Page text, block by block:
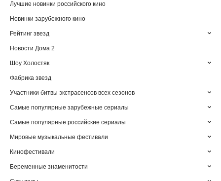
Лучшие новинки российского кино
Новинки зарубежного кино
Рейтинг звезд
Новости Дома 2
Шоу Холостяк
Фабрика звезд
Участники битвы экстрасенсов всех сезонов
Самые популярные зарубежные сериалы
Самые популярные российские сериалы
Мировые музыкальные фестивали
Кинофестивали
Беременные знаменитости